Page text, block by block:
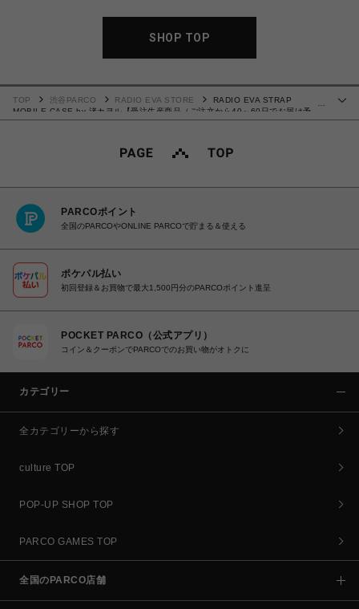
SHOP TOP
TOP 渋谷PARCO RADIO EVA STORE
RADIO EVA STRAP
MOBILE CASE by 渚カヲル【受注生産商品（ご注文から40～60日でお届け予
定）】
PARCOポイント
全国のPARCOやONLINE PARCOで貯まる＆使える
ポケパル払い
初回登録＆お買物で最大1,500円分のPARCOポイント進呈
POCKET PARCO（公式アプリ）
コイン＆クーポンでPARCOでのお買い物がオトクに
カテゴリー
全カテゴリーから探す
culture TOP
POP-UP SHOP TOP
PARCO GAMES TOP
全国のPARCO店舗